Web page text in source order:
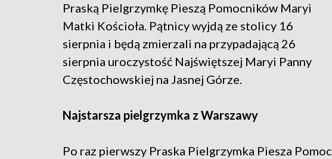
Praską Pielgrzymkę Pieszą Pomocników Maryi
Matki Kościoła. Pątnicy wyjdą ze stolicy 16
sierpnia i będą zmierzali na przypadającą 26
sierpnia uroczystość Najświętszej Maryi Panny
Częstochowskiej na Jasnej Górze.
Najstarsza pielgrzymka z Warszawy
Po raz pierwszy Praska Pielgrzymka Piesza